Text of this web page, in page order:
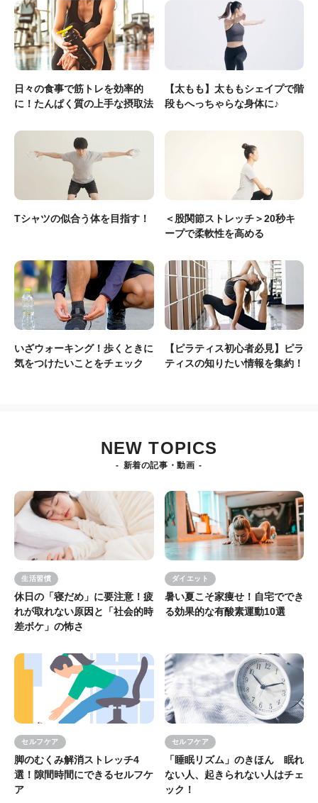
日々の食事で筋トレを効率的
に！たんぱく質の上手な摂取法
【太もも】太ももシェイプで階
段もへっちゃらな身体に♪
Tシャツの似合う体を目指す！
＜股関節ストレッチ＞20秒キ
ープで柔軟性を高める
いざウォーキング！歩くときに
気をつけたいことをチェック
【ピラティス初心者必見】ピラ
ティスの知りたい情報を集約！
NEW TOPICS
新着の記事・動画
生活習慣
休日の「寝だめ」に要注意！疲
れが取れない原因と「社会的時
差ボケ」の怖さ
ダイエット
暑い夏こそ家痩せ！自宅ででき
る効果的な有酸素運動10選
セルフケア
脚のむくみ解消ストレッチ4
選！隙間時間にできるセルフケ
ア
セルフケア
「睡眠リズム」のきほん 眠れ
ない人、起きられない人はチェ
ック！